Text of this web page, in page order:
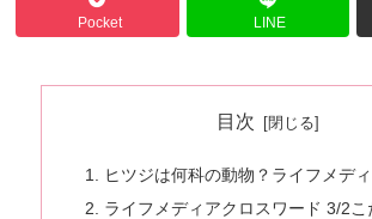
Pocket LINE
目次
ヒツジは何科の動物？ライフメデ
ライフメディアクロスワード 3/2こ